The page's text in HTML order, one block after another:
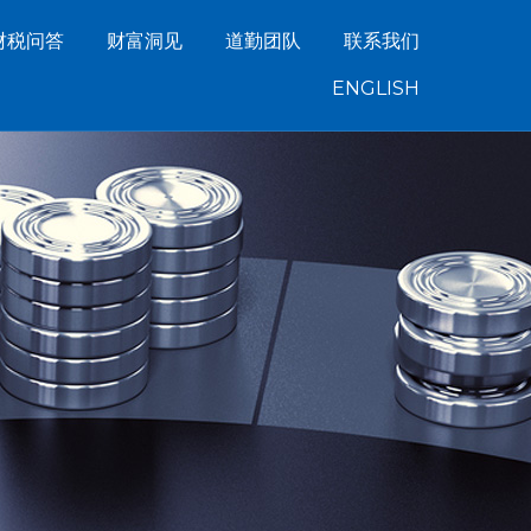
税问答 财富洞见 道勤团队 联系我们
ENGLISH